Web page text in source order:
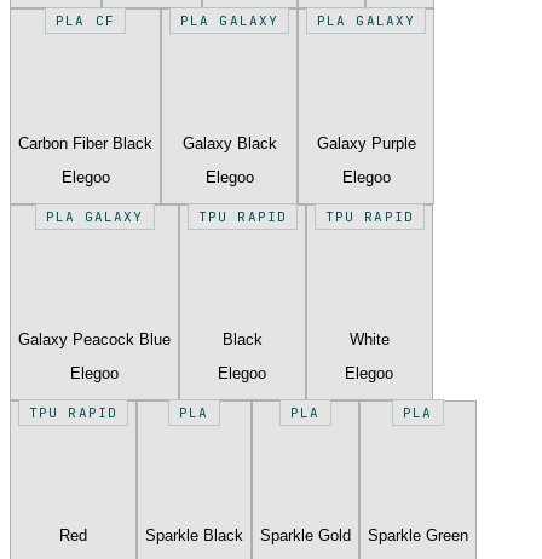
PLA CF
Carbon Fiber Black
Elegoo
PLA GALAXY
Galaxy Black
Elegoo
PLA GALAXY
Galaxy Purple
Elegoo
PLA GALAXY
Galaxy Peacock Blue
Elegoo
TPU RAPID
Black
Elegoo
TPU RAPID
White
Elegoo
TPU RAPID
Red
PLA
Sparkle Black
PLA
Sparkle Gold
PLA
Sparkle Green